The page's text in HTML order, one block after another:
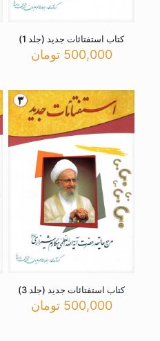
کتاب استفتائات جدید (جلد 1)
500,000 تومان
کتاب استفتائات جدید (جلد 3)
500,000 تومان